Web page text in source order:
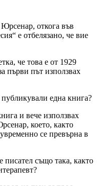
откога във
е отбелязано, че вие
че това е от 1929
първи път използвах
една книга?
и вече използвах
което, както
се превърна в
също така, както